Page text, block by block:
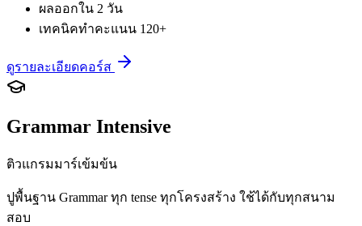
ผลออกใน 2 วัน
เทคนิคทำคะแนน 120+
ดูรายละเอียดคอร์ส
Grammar Intensive
ติวแกรมมาร์เข้มข้น
ปูพื้นฐาน Grammar ทุก tense ทุกโครงสร้าง ใช้ได้กับทุกสนาม
สอบ